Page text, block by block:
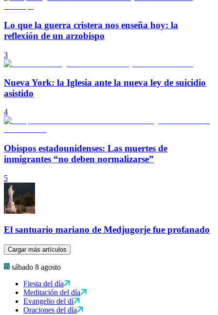
Lo que la guerra cristera nos enseña hoy: la
reflexión de un arzobispo
3
Nueva York: la Iglesia ante la nueva ley de suicidio
asistido
4
Obispos estadounidenses: Las muertes de
inmigrantes “no deben normalizarse”
5
El santuario mariano de Medjugorje fue profanado
Cargar más artículos
sábado 8 agosto
Fiesta del día
Meditación del día
Evangelio del dí
Oraciones del día